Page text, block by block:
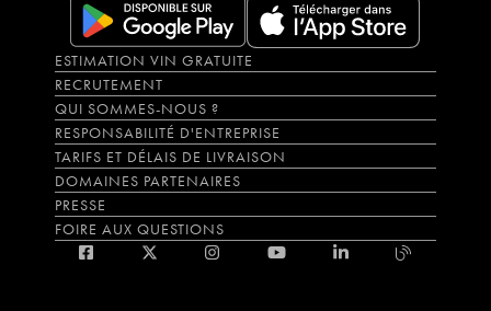
ESTIMATION VIN GRATUITE
RECRUTEMENT
QUI SOMMES-NOUS ?
RESPONSABILITÉ D'ENTREPRISE
TARIFS ET DÉLAIS DE LIVRAISON
DOMAINES PARTENAIRES
PRESSE
FOIRE AUX QUESTIONS